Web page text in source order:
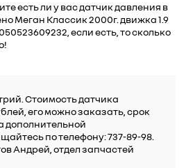
есть ли у вас датчик давления в
Меган Классик 2000г. движка 1.9
если есть, то сколько
Стоимость датчика
его можно заказать, срок
дополнительной
по телефону: 737-89-98.
Андрей, отдел запчастей